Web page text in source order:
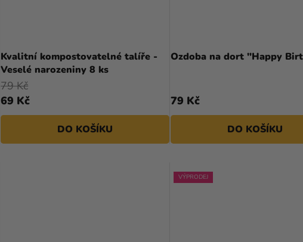
Kvalitní kompostovatelné talíře -
Veselé narozeniny 8 ks
69 Kč
79 Kč
DO KOŠÍKU
Ozdoba na dort "Happy
79 Kč
DO KOŠÍKU
VÝPRODEJ